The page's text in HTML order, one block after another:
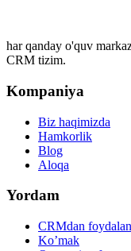
har qanday o'quv
CRM tizim.
Kompaniya
Biz haqimizda
Hamkorlik
Blog
Aloqa
Yordam
CRMdan
Ko’mak